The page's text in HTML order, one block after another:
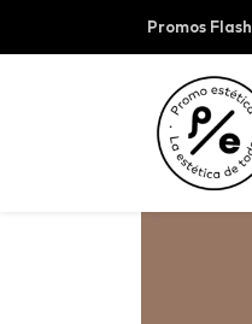
Promos Flash